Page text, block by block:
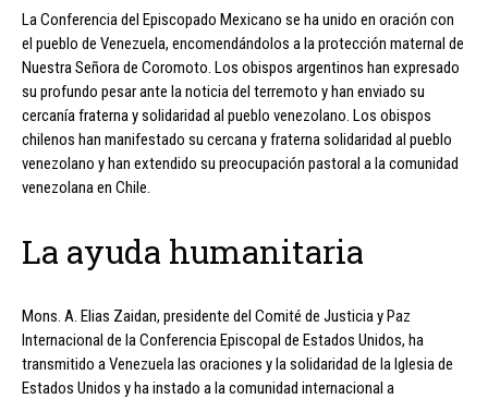
La Conferencia del Episcopado Mexicano se ha unido en oración con
el pueblo de Venezuela, encomendándolos a la protección maternal de
Nuestra Señora de Coromoto. Los obispos argentinos han expresado
su profundo pesar ante la noticia del terremoto y han enviado su
cercanía fraterna y solidaridad al pueblo venezolano. Los obispos
chilenos han manifestado su cercana y fraterna solidaridad al pueblo
venezolano y han extendido su preocupación pastoral a la comunidad
venezolana en Chile.
La ayuda humanitaria
Mons. A. Elias Zaidan, presidente del Comité de Justicia y Paz
Internacional de la Conferencia Episcopal de Estados Unidos, ha
transmitido a Venezuela las oraciones y la solidaridad de la Iglesia de
Estados Unidos y ha instado a la comunidad internacional a